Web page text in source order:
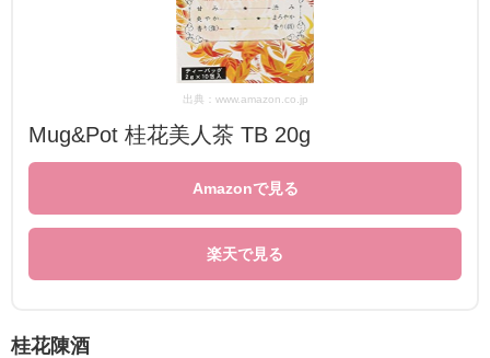
出典：www.amazon.co.jp
Mug&Pot 桂花美人茶 TB 20g
Amazonで見る
楽天で見る
桂花陳酒